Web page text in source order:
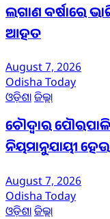
ଲଗାଣ ବର୍ଷାରେ
ଆହତ
August 7, 2026
Odisha Today
ଓଡ଼ିଶାଜିଲ୍ଲା
ଚୌଦ୍ୱାର
ନିୟମାନୁଯାୟୀ
August 7, 2026
Odisha Today
ଓଡ଼ିଶାଜିଲ୍ଲା